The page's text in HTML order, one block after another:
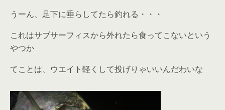
うーん、足下に垂らしてたら釣れる・・・
これはサブサーフィスから外れたら食ってこないという
やつか
てことは、ウエイト軽くして投げりゃいいんだわいな